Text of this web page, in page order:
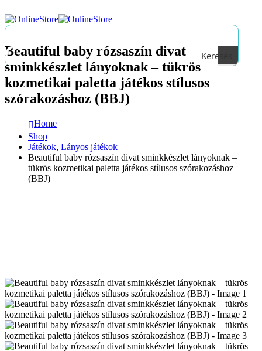
Keresés
Beautiful baby rózsaszín divat
sminkkészlet lányoknak – tükrös
kozmetikai paletta játékos stílusos
szórakozáshoz (BBJ)
Home
Shop
Játékok, Lányos játékok
Beautiful baby rózsaszín divat sminkkészlet lányoknak –
tükrös kozmetikai paletta játékos stílusos szórakozáshoz
(BBJ)